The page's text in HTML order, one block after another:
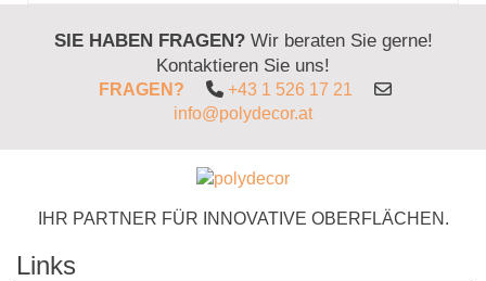
SIE HABEN FRAGEN?Wir beraten Sie gerne!
Kontaktieren Sie uns!
FRAGEN?
+43 1 526 17 21
info@polydecor.at
IHR PARTNER FÜR INNOVATIVE OBERFLÄCHEN.
Links